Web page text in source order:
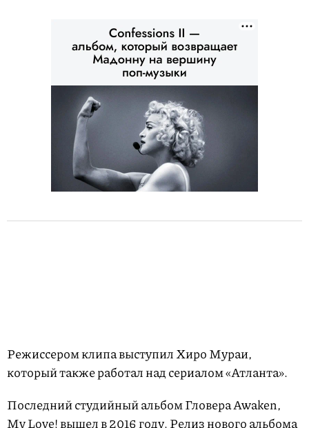
Режиссером клипа выступил Хиро Мураи,
который также работал над сериалом «Атланта».
Последний студийный альбом Гловера Awaken,
My Love! вышел в 2016 году. Релиз нового альбома